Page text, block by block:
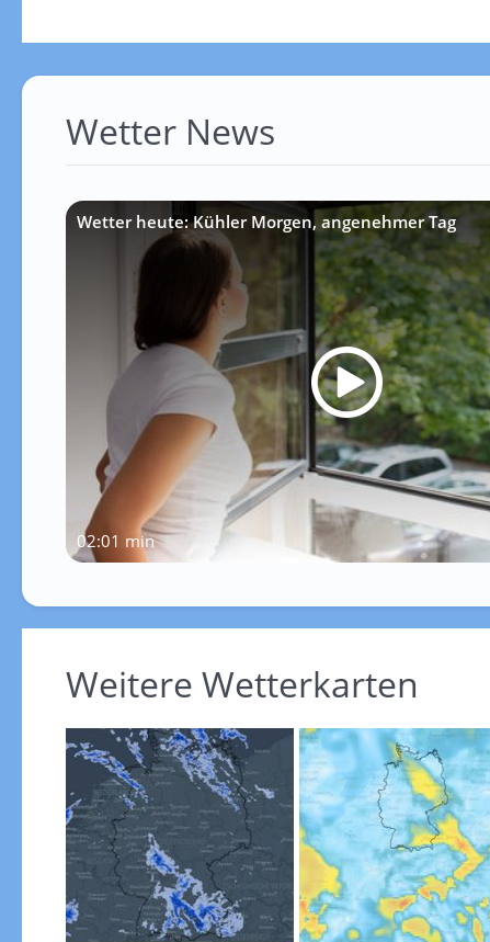
Wetter News
Wetter heute: Kühler Morgen, angenehmer Tag
02:01 min
Weitere Wetterkarten